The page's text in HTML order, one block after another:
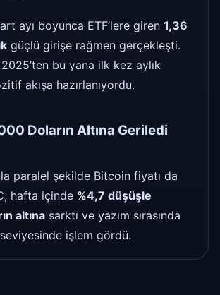
ayı boyunca ETF’lere giren 1,36
güçlü girişe rağmen gerçekleşti.
2025’ten bu yana ilk kez aylık
akışa hazırlanıyordu.
Doların Altına Geriledi
paralel şekilde Bitcoin fiyatı da
hafta içinde %4,7 düşüşle
altına sarktı ve yazım sırasında
işlem gördü.